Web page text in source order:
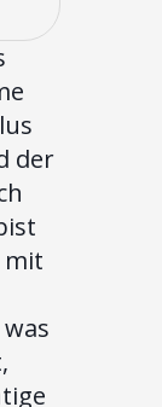
der
mit